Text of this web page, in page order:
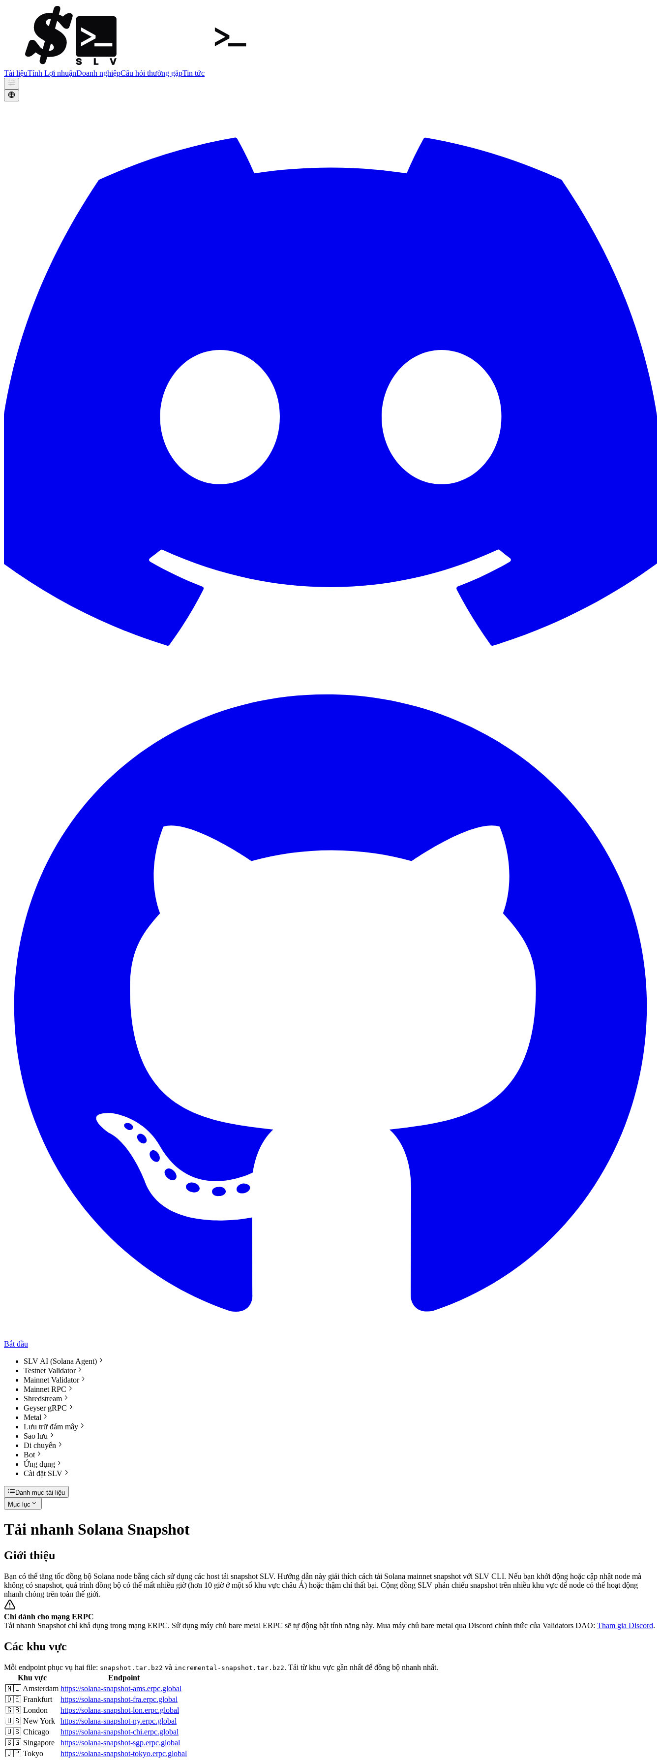
Tài liệuTính Lợi nhuậnDoanh nghiệpCâu hỏi thường gặpTin tức
Bắt đầu
SLV AI (Solana Agent)
Testnet Validator
Mainnet Validator
Mainnet RPC
Shredstream
Geyser gRPC
Metal
Lưu trữ đám mây
Sao lưu
Di chuyển
Bot
Ứng dụng
Cài đặt SLV
Danh mục tài liệu
Mục lục
Tải nhanh Solana Snapshot
Giới thiệu
Bạn có thể tăng tốc đồng bộ Solana node bằng cách sử dụng các host tải snapshot SLV. Hướng dẫn này giải thích cách tải Solana mainnet snapshot với SLV CLI. Nếu bạn khởi động hoặc cập nhật node mà
không có snapshot, quá trình đồng bộ có thể mất nhiều giờ (hơn 10 giờ ở một số khu vực châu Á) hoặc thậm chí thất bại. Cộng đồng SLV phản chiếu snapshot trên nhiều khu vực để node có thể hoạt động
nhanh chóng trên toàn thế giới.
Chỉ dành cho mạng ERPC
Tải nhanh Snapshot chỉ khả dụng trong mạng ERPC. Sử dụng máy chủ bare metal ERPC sẽ tự động bật tính năng này. Mua máy chủ bare metal qua Discord chính thức của Validators DAO: Tham gia Discord.
Các khu vực
Mỗi endpoint phục vụ hai file: snapshot.tar.bz2 và incremental-snapshot.tar.bz2. Tải từ khu vực gần nhất để đồng bộ nhanh nhất.
Khu vực
Endpoint
🇳🇱 Amsterdam https://solana-snapshot-ams.erpc.global
🇩🇪 Frankfurt
https://solana-snapshot-fra.erpc.global
🇬🇧 London
https://solana-snapshot-lon.erpc.global
🇺🇸 New York
https://solana-snapshot-ny.erpc.global
🇺🇸 Chicago
https://solana-snapshot-chi.erpc.global
🇸🇬 Singapore
https://solana-snapshot-sgp.erpc.global
🇯🇵 Tokyo
https://solana-snapshot-tokyo.erpc.global